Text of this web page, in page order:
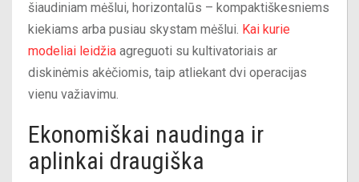
šiaudiniam mėšlui, horizontalūs – kompaktiškesniems
kiekiams arba pusiau skystam mėšlui. Kai kurie
modeliai leidžia agreguoti su kultivatoriais ar
diskinėmis akėčiomis, taip atliekant dvi operacijas
vienu važiavimu.
Ekonomiškai naudinga ir
aplinkai draugiška